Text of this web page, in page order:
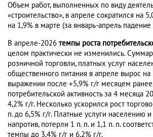
Объем работ, выполненных по виду
«строительство», в апреле сократился на
на 1,9% в марте (за январь-апрель падение
В апреле-2026 темпы роста
целом практически не изменились.
розничной торговли, платных услуг
общественного питания в апреле вырос на
выражении после +5,9% г/г месяцем
потребительской активность за 4 месяца
4,2% г/г. Несколько ускорился рост
п. до 6,5% г/г. Платные услуги населению
напротив, потерли 1 п. п. и 1,1 п. п.
темпы до 3,4% г/г и 6,2% г/г.